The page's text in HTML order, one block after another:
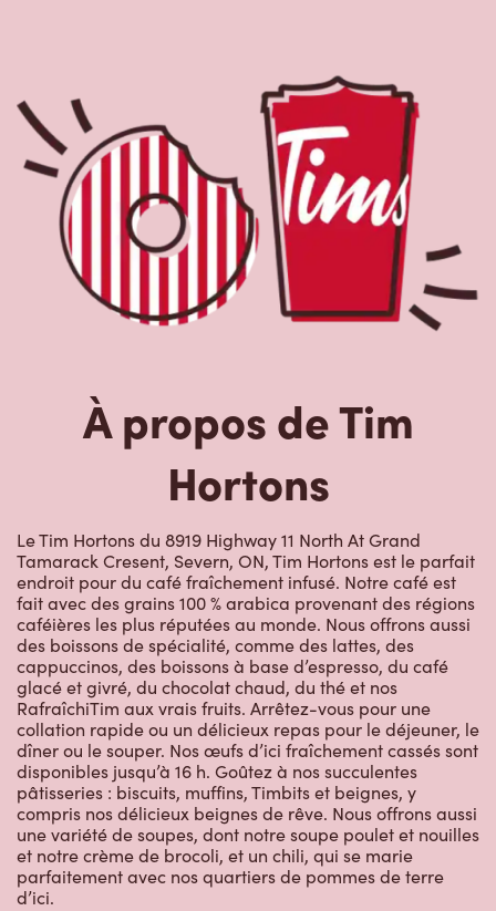
À propos de Tim
Hortons
Le Tim Hortons du 8919 Highway 11 North At Grand
Tamarack Cresent, Severn, ON, Tim Hortons est le parfait
endroit pour du café fraîchement infusé. Notre café est
fait avec des grains 100 % arabica provenant des régions
caféières les plus réputées au monde. Nous offrons aussi
des boissons de spécialité, comme des lattes, des
cappuccinos, des boissons à base d’espresso, du café
glacé et givré, du chocolat chaud, du thé et nos
RafraîchiTim aux vrais fruits. Arrêtez-vous pour une
collation rapide ou un délicieux repas pour le déjeuner, le
dîner ou le souper. Nos œufs d’ici fraîchement cassés sont
disponibles jusqu’à 16 h. Goûtez à nos succulentes
pâtisseries : biscuits, muffins, Timbits et beignes, y
compris nos délicieux beignes de rêve. Nous offrons aussi
une variété de soupes, dont notre soupe poulet et nouilles
et notre crème de brocoli, et un chili, qui se marie
parfaitement avec nos quartiers de pommes de terre
d’ici.